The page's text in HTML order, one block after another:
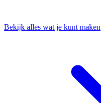
Bekijk alles wat je kunt maken